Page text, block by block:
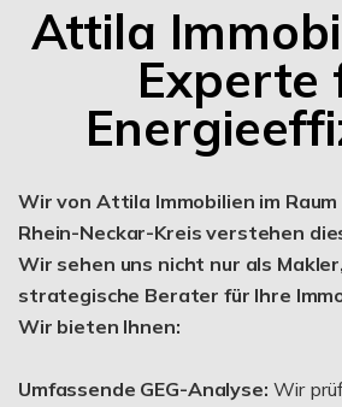
Attila
Experte
Wir von Attila Immobilien im Raum
Rhein-Neckar-Kreis verstehen
Wir sehen uns nicht nur als
strategische Berater für Ihre
Wir bieten Ihnen:
Umfassende GEG-Analyse: Wir